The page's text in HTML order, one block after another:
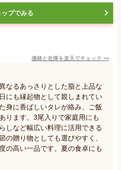
ップでみる
価格と在庫を楽天でチェック >>
なるあっさりとした脂と上品な
にも縁起物として親しまれてい
身に香ばしいタレが絡み、ご飯
ります。3尾入りで家庭用にも
しなど幅広い料理に活用できる
の贈り物としても選びやすく、
の高い一品です。夏の食卓にも